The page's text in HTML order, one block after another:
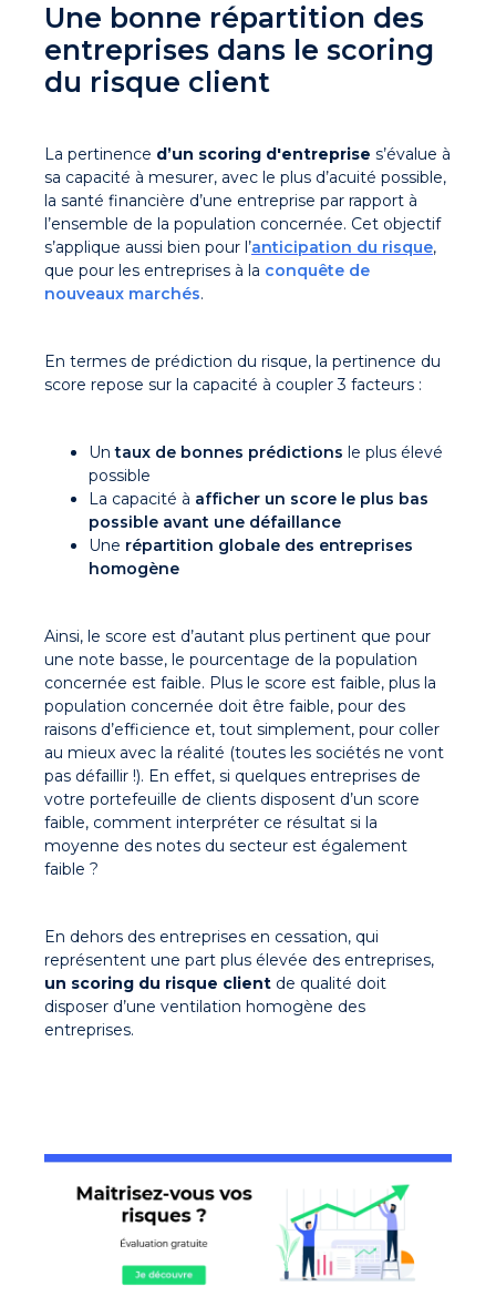
Une bonne répartition des
entreprises dans le scoring
du risque client
La pertinence d’un scoring d'entreprise s’évalue à
sa capacité à mesurer, avec le plus d’acuité possible,
la santé financière d’une entreprise par rapport à
l’ensemble de la population concernée. Cet objectif
s’applique aussi bien pour l’anticipation du risque,
que pour les entreprises à la conquête de
nouveaux marchés.
En termes de prédiction du risque, la pertinence du
score repose sur la capacité à coupler 3 facteurs :
Untaux de bonnes prédictions le plus élevé
possible
La capacité à afficher un score le plus bas
possible avant une défaillance
Une répartition globale des entreprises
homogène
Ainsi, le score est d’autant plus pertinent que pour
une note basse, le pourcentage de la population
concernée est faible. Plus le score est faible, plus la
population concernée doit être faible, pour des
raisons d’efficience et, tout simplement, pour coller
au mieux avec la réalité (toutes les sociétés ne vont
pas défaillir !). En effet, si quelques entreprises de
votre portefeuille de clients disposent d’un score
faible, comment interpréter ce résultat si la
moyenne des notes du secteur est également
faible ?
En dehors des entreprises en cessation, qui
représentent une part plus élevée des entreprises,
un scoring du risque client de qualité doit
disposer d’une ventilation homogène des
entreprises.